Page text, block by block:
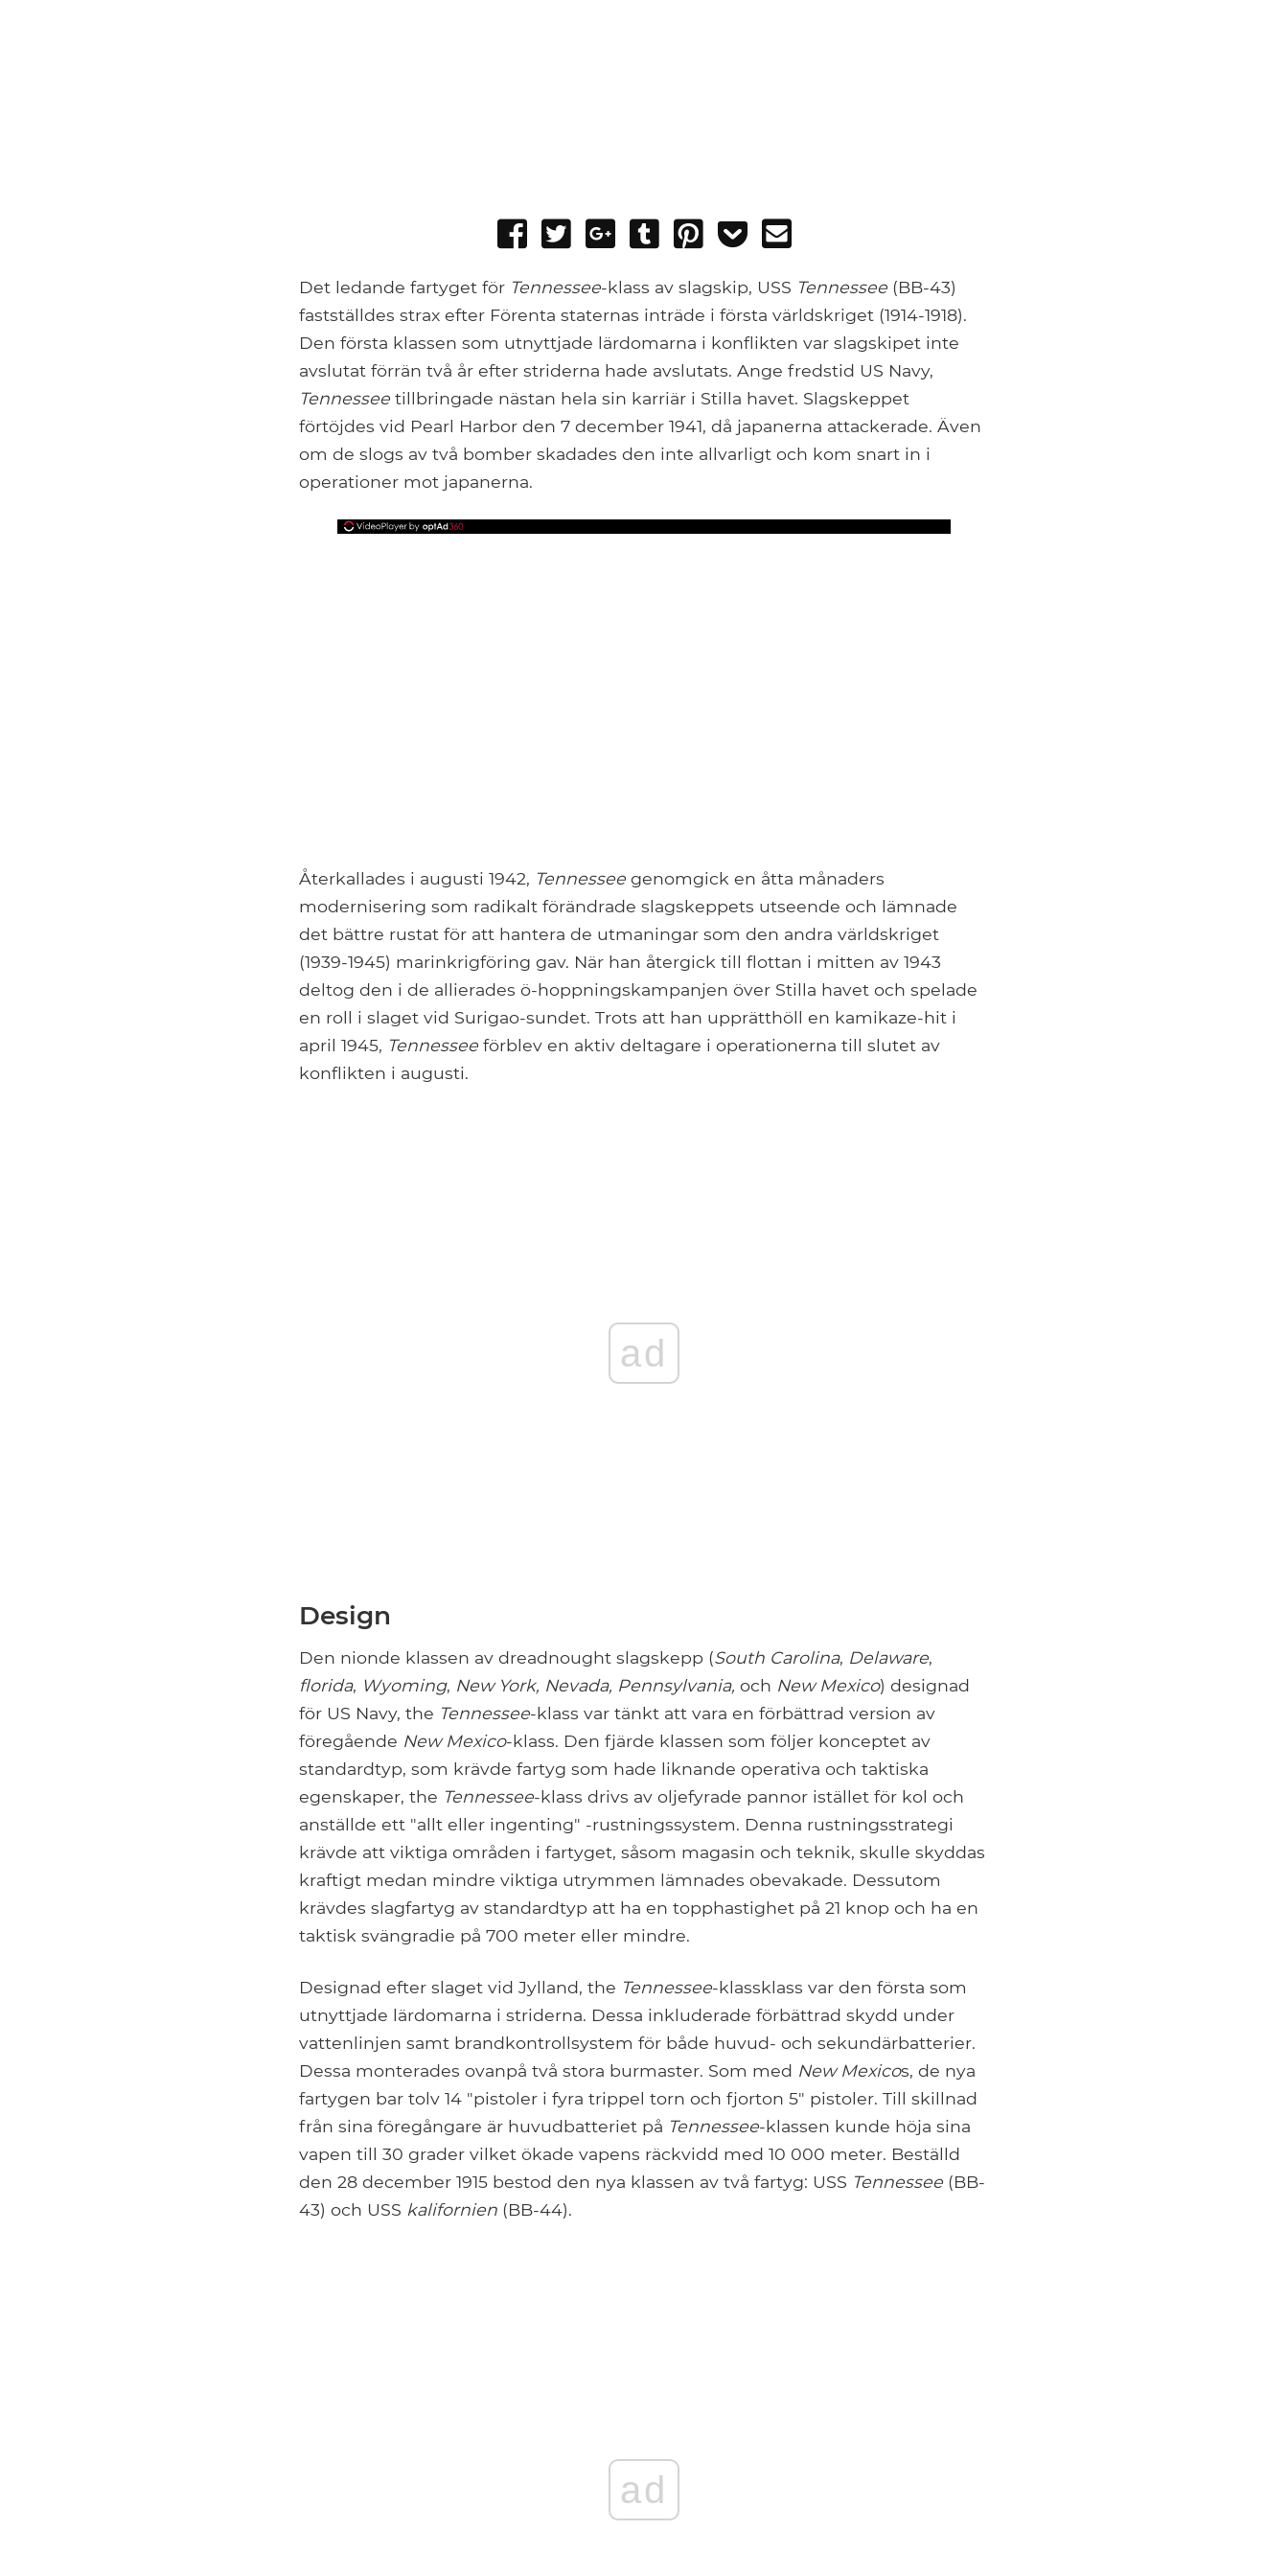
Share
Facebook
Tweet
Share
Google+
Post
Tumblr
Pin
Add
Pocket
Det ledande fartyget för Tennessee-klass av slagskip, USS Tennessee (BB-43)
fastställdes strax efter Förenta staternas inträde i första världskriget (1914-1918).
Den första klassen som utnyttjade lärdomarna i konflikten var slagskipet inte
avslutat förrän två år efter striderna hade avslutats. Ange fredstid US Navy,
Tennessee tillbringade nästan hela sin karriär i Stilla havet. Slagskeppet
förtöjdes vid Pearl Harbor den 7 december 1941, då japanerna attackerade. Även
om de slogs av två bomber skadades den inte allvarligt och kom snart in i
operationer mot japanerna.
Återkallades i augusti 1942, Tennessee genomgick en åtta månaders
modernisering som radikalt förändrade slagskeppets utseende och lämnade
det bättre rustat för att hantera de utmaningar som den andra världskriget
(1939-1945) marinkrigföring gav. När han återgick till flottan i mitten av 1943
deltog den i de allierades ö-hoppningskampanjen över Stilla havet och spelade
en roll i slaget vid Surigao-sundet. Trots att han upprätthöll en kamikaze-hit i
april 1945, Tennessee förblev en aktiv deltagare i operationerna till slutet av
konflikten i augusti.
ad
Design
Den nionde klassen av dreadnought slagskepp (South Carolina, Delaware,
florida, Wyoming, New York, Nevada, Pennsylvania, och New Mexico) designad
för US Navy, the Tennessee-klass var tänkt att vara en förbättrad version av
föregående New Mexico-klass. Den fjärde klassen som följer konceptet av
standardtyp, som krävde fartyg som hade liknande operativa och taktiska
egenskaper, the Tennessee-klass drivs av oljefyrade pannor istället för kol och
anställde ett "allt eller ingenting" -rustningssystem. Denna rustningsstrategi
krävde att viktiga områden i fartyget, såsom magasin och teknik, skulle skyddas
kraftigt medan mindre viktiga utrymmen lämnades obevakade. Dessutom
krävdes slagfartyg av standardtyp att ha en topphastighet på 21 knop och ha en
taktisk svängradie på 700 meter eller mindre.
Designad efter slaget vid Jylland, the Tennessee-klassklass var den första som
utnyttjade lärdomarna i striderna. Dessa inkluderade förbättrad skydd under
vattenlinjen samt brandkontrollsystem för både huvud- och sekundärbatterier.
Dessa monterades ovanpå två stora burmaster. Som med New Mexicos, de nya
fartygen bar tolv 14 "pistoler i fyra trippel torn och fjorton 5" pistoler. Till skillnad
från sina föregångare är huvudbatteriet på Tennessee-klassen kunde höja sina
vapen till 30 grader vilket ökade vapens räckvidd med 10 000 meter. Beställd
den 28 december 1915 bestod den nya klassen av två fartyg: USS Tennessee (BB-
43) och USS kalifornien (BB-44).
ad